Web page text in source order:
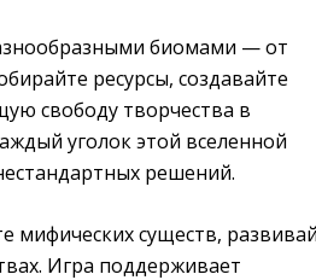
биомами — от
ресурсы, создавайте
свободу творчества в
уголок этой вселенной
решений.
мифических существ,
Игра поддерживает